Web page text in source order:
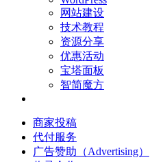
网站建设
技术教程
资源分享
优惠活动
宝塔面板
智简魔方
商家投稿
代付服务
广告赞助（Advertising）